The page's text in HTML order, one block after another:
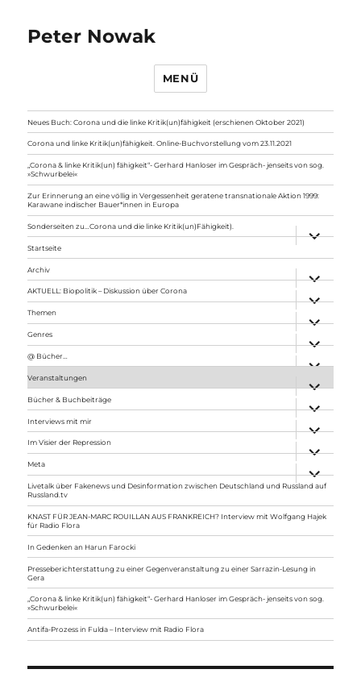
Peter Nowak
MENÜ
Neues Buch: Corona und die linke Kritik(un)fähigkeit (erschienen Oktober 2021)
Corona und linke Kritik(un)fähigkeit. Online-Buchvorstellung vom 23.11.2021
„Corona & linke Kritik(un) fähigkeit“- Gerhard Hanloser im Gespräch- jenseits von sog.
»Schwurbelei«
Zur Erinnerung an eine völlig in Vergessenheit geratene transnationale Aktion 1999:
Karawane indischer Bauer*innen in Europa
Sonderseiten zu…Corona und die linke Kritik(un)Fähigkeit).
anzeigen
Startseite
Archiv
anzeigen
AKTUELL: Biopolitik – Diskussion über Corona
anzeigen
Themen
anzeigen
Genres
anzeigen
@ Bücher…
Veranstaltungen
anzeigen
Bücher & Buchbeiträge
anzeigen
Interviews mit mir
anzeigen
Im Visier der Repression
anzeigen
Meta
anzeigen
Livetalk über Fakenews und Desinformation zwischen Deutschland und Russland auf
Russland.tv
KNAST FÜR JEAN-MARC ROUILLAN AUS FRANKREICH? Interview mit Wolfgang Hajek
für Radio Flora
In Gedenken an Harun Farocki
Presseberichterstattung zu einer Gegenveranstaltung zu einer Sarrazin-Lesung in
Gera
„Corona & linke Kritik(un) fähigkeit“- Gerhard Hanloser im Gespräch- jenseits von sog.
»Schwurbelei«
Antifa-Prozess in Fulda – Interview mit Radio Flora